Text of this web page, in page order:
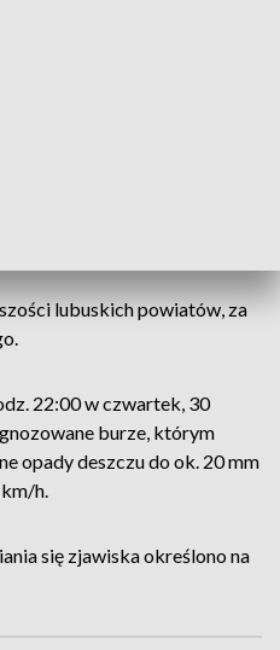
lubuskich powiatów, za
22:00 w czwartek, 30
burze, którym
opady deszczu do ok. 20 mm
h.
się zjawiska określono na